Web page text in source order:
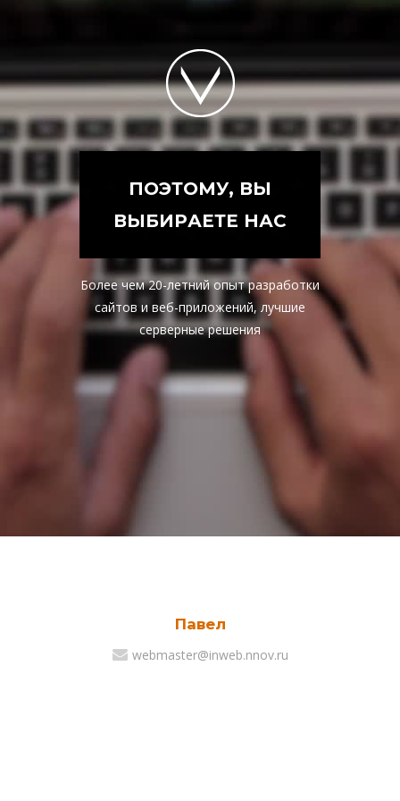
ПОЭТОМУ, ВЫ
ВЫБИРАЕТЕ НАС
Более чем 20-летний опыт разработки
сайтов и веб-приложений, лучшие
серверные решения
Павел
webmaster@inweb.nnov.ru